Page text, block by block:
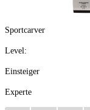
Sportcarver
Level:
Einsteiger
Experte